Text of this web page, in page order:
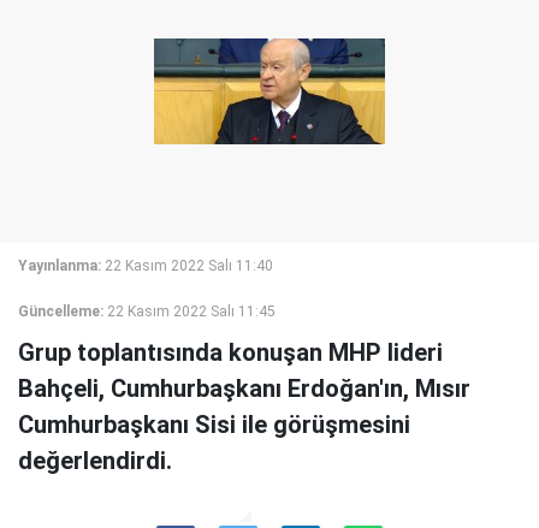
Yayınlanma: 22 Kasım 2022 Salı 11:40
Güncelleme: 22 Kasım 2022 Salı 11:45
Grup toplantısında konuşan MHP lideri
Bahçeli, Cumhurbaşkanı Erdoğan'ın, Mısır
Cumhurbaşkanı Sisi ile görüşmesini
değerlendirdi.